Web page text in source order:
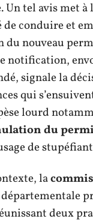
Un tel avis met à
conduire et
du nouveau
notification,
signale la
qui
lourd
du
de
la
départementale
deux